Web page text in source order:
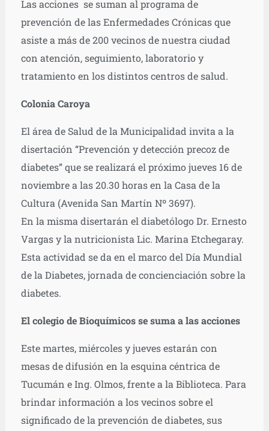
Las acciones se suman al programa de
prevención de las Enfermedades Crónicas que
asiste a más de 200 vecinos de nuestra ciudad
con atención, seguimiento, laboratorio y
tratamiento en los distintos centros de salud.
Colonia Caroya
El área de Salud de la Municipalidad invita a la
disertación “Prevención y detección precoz de
diabetes” que se realizará el próximo jueves 16 de
noviembre a las 20.30 horas en la Casa de la
Cultura (Avenida San Martín Nº 3697).
En la misma disertarán el diabetólogo Dr. Ernesto
Vargas y la nutricionista Lic. Marina Etchegaray.
Esta actividad se da en el marco del Día Mundial
de la Diabetes, jornada de concienciación sobre la
diabetes.
El colegio de Bioquímicos se suma a las acciones
Este martes, miércoles y jueves estarán con
mesas de difusión en la esquina céntrica de
Tucumán e Ing. Olmos, frente a la Biblioteca. Para
brindar información a los vecinos sobre el
significado de la prevención de diabetes, sus